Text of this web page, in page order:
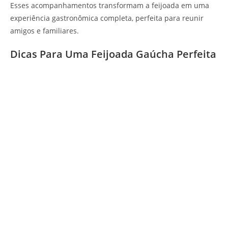
Esses acompanhamentos transformam a feijoada em uma
experiência gastronômica completa, perfeita para reunir
amigos e familiares.
Dicas Para Uma Feijoada Gaúcha Perfeita